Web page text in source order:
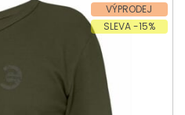
VÝPRODEJ
SLEVA -15%